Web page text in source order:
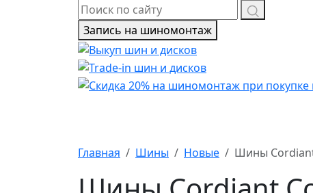
Запись на шиномонтаж
Главная Шины Новые Шины